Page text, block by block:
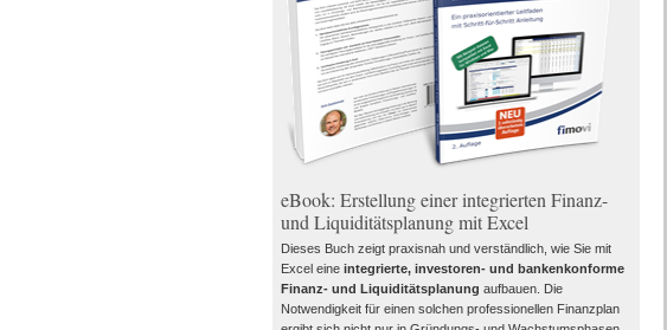
eBook: Erstellung einer integrierten Finanz-
und Liquiditätsplanung mit Excel
Dieses Buch zeigt praxisnah und verständlich, wie Sie mit
Excel eine integrierte, investoren- und bankenkonforme
Finanz- und Liquiditätsplanung aufbauen. Die
Notwendigkeit für einen solchen professionellen Finanzplan